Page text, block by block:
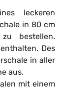
leckeren
in 80 cm
bestellen.
Des
in aller
aus.
mit einem